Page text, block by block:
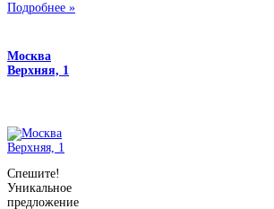
Подробнее »
Москва
Верхняя, 1
Спешите!
Уникальное
предложение